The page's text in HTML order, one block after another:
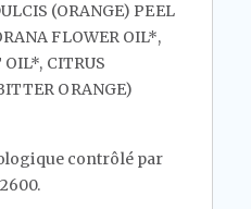
(ORANGE) PEEL
FLOWER OIL*,
CITRUS
ORANGE)
contrôlé par